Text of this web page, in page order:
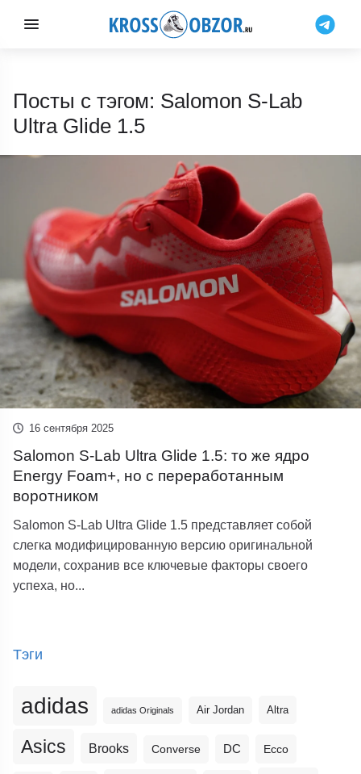
Посты с тэгом: Salomon S-Lab
Ultra Glide 1.5
16 сентября 2025
Salomon S-Lab Ultra Glide 1.5: то же ядро
Energy Foam+, но с переработанным
воротником
Salomon S-Lab Ultra Glide 1.5 представляет собой
слегка модифицированную версию оригинальной
модели, сохранив все ключевые факторы своего
успеха, но...
Тэги
adidas adidas Originals Air Jordan Altra
Asics Brooks Converse DC Ecco